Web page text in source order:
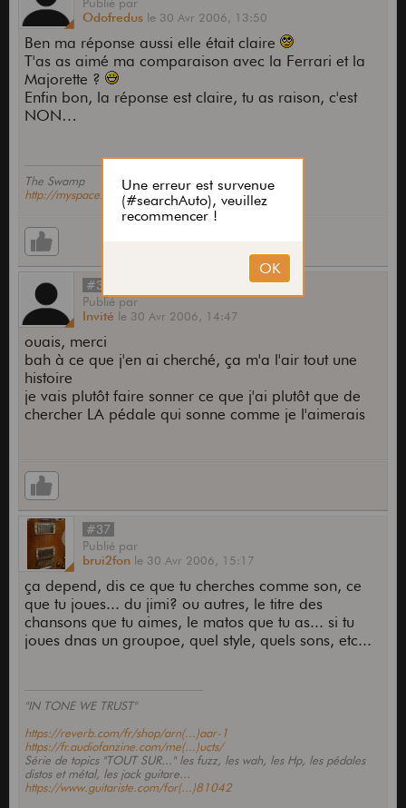
Publié par
Odofredus le 30 Avr 2006, 13:50
Ben ma réponse aussi elle était claire
T'as as aimé ma comparaison avec la Ferrari et la
Majorette ?
Enfin bon, la réponse est claire, tu as raison, c'est
NON…
The Swamp
http://myspace.com/withtheswamp
#36
Publiépar
Invité le 30 Avr 2006, 14:47
ouais, merci
bah à ce que j'en ai cherché, ça m'a l'air tout une
histoire
je vais plutôt faire sonner ce que j'ai plutôt que de
chercher LA pédale qui sonne comme je l'aimerais
#37
Publié par
brui2fon le 30 Avr 2006, 15:17
ça depend, dis ce que tu cherches comme son, ce
que tu joues... du jimi? ou autres, le titre des
chansons que tu aimes, le matos que tu as... si tu
joues dnas un groupoe, quel style, quels sons, etc...
"IN TONE WE TRUST"
https://reverb.com/fr/shop/arn(...)aar-1
https://fr.audiofanzine.com/me(...)ucts/
Série de topics "TOUT SUR..." les fuzz, les wah, les Hp, les pédales
distos et métal, les jack guitare...
https://www.guitariste.com/for(...)81042